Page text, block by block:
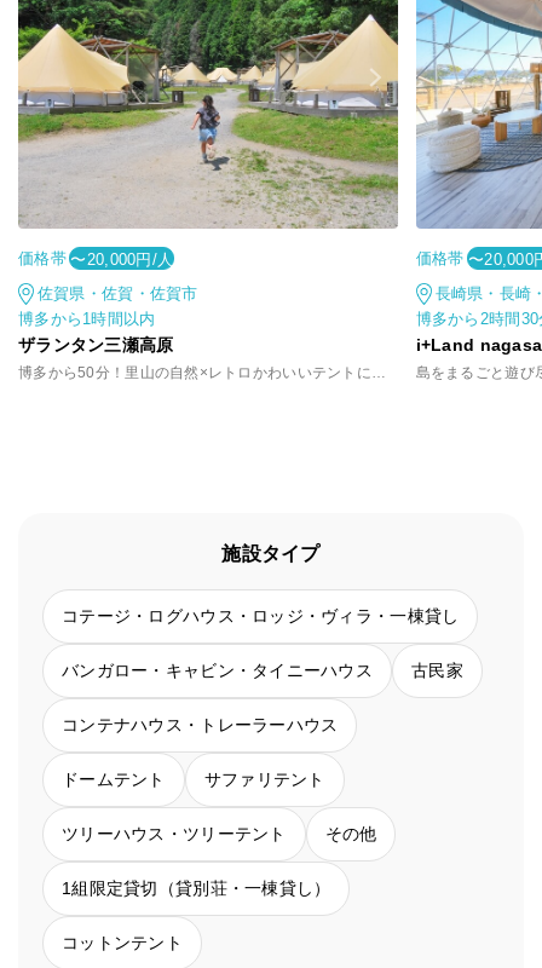
価格帯 〜20,000円/人
佐賀県・佐賀・佐賀市
博多から1時間以内
ザランタン三瀬高原
博多から50分！里山の自然×レトロかわいいテントに泊まる非日常
価格帯 〜20,000
長崎県・長崎
博多から2時間
i+Land
島をまるごと遊び
施設タイプ
コテージ・ログハウス・ロッジ・ヴィラ・一棟貸し
バンガロー・キャビン・タイニーハウス 古民家
コンテナハウス・トレーラーハウス
ドームテント サファリテント
ツリーハウス・ツリーテント その他
1組限定貸切（貸別荘・一棟貸し）
コットンテント